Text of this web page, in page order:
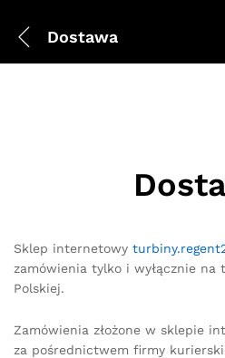
Dostawa
Sklep internetowy
zamówienia tylko i wyłącznie na
Polskiej.
Zamówienia złożone w sklepie
za pośrednictwem firmy